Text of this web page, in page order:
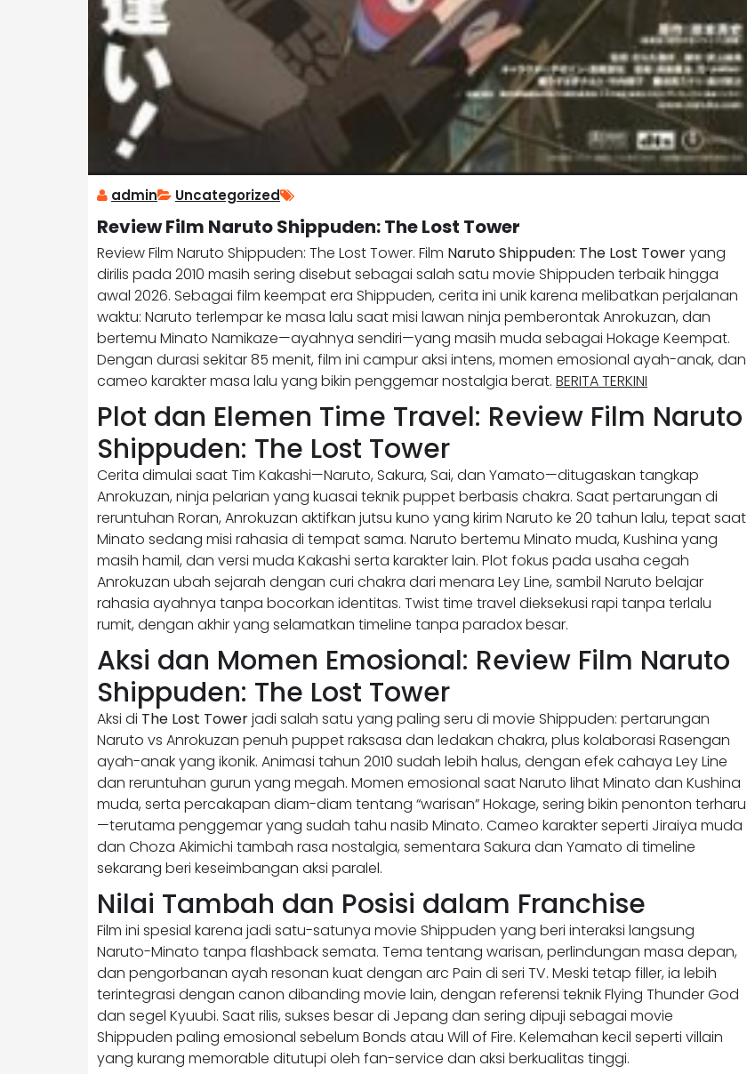
admin Uncategorized
Review Film Naruto Shippuden: The Lost Tower
Review Film Naruto Shippuden: The Lost Tower. Film Naruto Shippuden: The Lost Toweryang
dirilis pada 2010 masih sering disebut sebagai salah satu movie Shippuden terbaik hingga
awal 2026. Sebagai film keempat era Shippuden, cerita ini unik karena melibatkan perjalanan
waktu: Naruto terlempar ke masa lalu saat misi lawan ninja pemberontak Anrokuzan, dan
bertemu Minato Namikaze—ayahnya sendiri—yang masih muda sebagai Hokage Keempat.
Dengan durasi sekitar 85 menit, film ini campur aksi intens, momen emosional ayah-anak, dan
cameo karakter masa lalu yang bikin penggemar nostalgia berat. BERITA TERKINI
Plot dan Elemen Time Travel: Review Film Naruto
Shippuden: The Lost Tower
Cerita dimulai saat Tim Kakashi—Naruto, Sakura, Sai, dan Yamato—ditugaskan tangkap
Anrokuzan, ninja pelarian yang kuasai teknik puppet berbasis chakra. Saat pertarungan di
reruntuhan Roran, Anrokuzan aktifkan jutsu kuno yang kirim Naruto ke 20 tahun lalu, tepat saat
Minato sedang misi rahasia di tempat sama. Naruto bertemu Minato muda, Kushina yang
masih hamil, dan versi muda Kakashi serta karakter lain. Plot fokus pada usaha cegah
Anrokuzan ubah sejarah dengan curi chakra dari menara Ley Line, sambil Naruto belajar
rahasia ayahnya tanpa bocorkan identitas. Twist time travel dieksekusi rapi tanpa terlalu
rumit, dengan akhir yang selamatkan timeline tanpa paradox besar.
Aksi dan Momen Emosional: Review Film Naruto
Shippuden: The Lost Tower
Aksi di The Lost Towerjadi salah satu yang paling seru di movie Shippuden: pertarungan
Naruto vs Anrokuzan penuh puppet raksasa dan ledakan chakra, plus kolaborasi Rasengan
ayah-anak yang ikonik. Animasi tahun 2010 sudah lebih halus, dengan efek cahaya Ley Line
dan reruntuhan gurun yang megah. Momen emosional saat Naruto lihat Minato dan Kushina
muda, serta percakapan diam-diam tentang “warisan” Hokage, sering bikin penonton terharu
—terutama penggemar yang sudah tahu nasib Minato. Cameo karakter seperti Jiraiya muda
dan Choza Akimichi tambah rasa nostalgia, sementara Sakura dan Yamato di timeline
sekarang beri keseimbangan aksi paralel.
Nilai Tambah dan Posisi dalam Franchise
Film ini spesial karena jadi satu-satunya movie Shippuden yang beri interaksi langsung
Naruto-Minato tanpa flashback semata. Tema tentang warisan, perlindungan masa depan,
dan pengorbanan ayah resonan kuat dengan arc Pain di seri TV. Meski tetap filler, ia lebih
terintegrasi dengan canon dibanding movie lain, dengan referensi teknik Flying Thunder God
dan segel Kyuubi. Saat rilis, sukses besar di Jepang dan sering dipuji sebagai movie
Shippuden paling emosional sebelum Bonds atau Will of Fire. Kelemahan kecil seperti villain
yang kurang memorable ditutupi oleh fan-service dan aksi berkualitas tinggi.